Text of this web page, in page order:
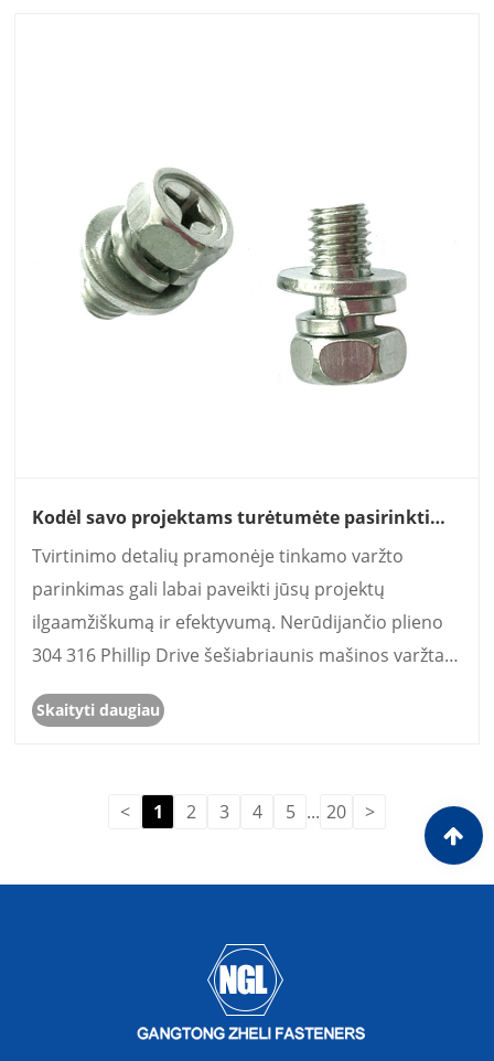
Kodėl savo projektams turėtumėte pasirinkti
šešiabriaunį mašinos varžtą
Tvirtinimo detalių pramonėje tinkamo varžto
parinkimas gali labai paveikti jūsų projektų
ilgaamžiškumą ir efektyvumą. Nerūdijančio plieno
304 316 Phillip Drive šešiabriaunis mašinos varžtas
yra sukurtas taip, kad užtikrintų puikų stiprumą,
atsparumą korozijai ir universalumą tiek
Skaityti daugiau
< 1 2 3 4 5 ... 20 >